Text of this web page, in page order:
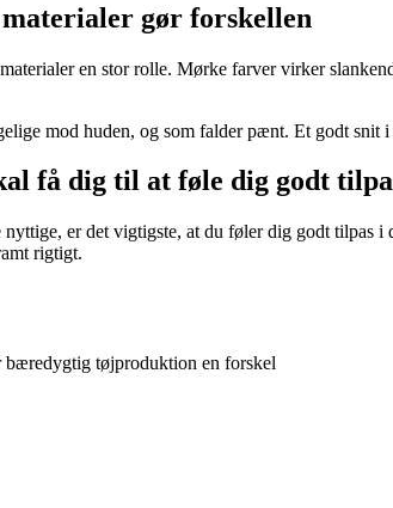
gør forskellen
en stor rolle. Mørke farver virker
mod huden, og som falder pænt. Et godt snit
få dig til at føle dig godt
er det vigtigste, at du føler dig godt tilpas
rigtigt.
tøjproduktion en forskel